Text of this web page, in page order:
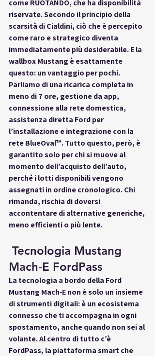
come RUOTANDO, che ha disponibilità
riservate. Secondo il principio della
scarsità di Cialdini, ciò che è percepito
come raro e strategico diventa
immediatamente più desiderabile. E la
wallbox Mustang è esattamente
questo: un vantaggio per pochi.
Parliamo di una ricarica completa in
meno di 7 ore, gestione da app,
connessione alla rete domestica,
assistenza diretta Ford per
l’installazione e integrazione con la
rete BlueOval™. Tutto questo, però, è
garantito solo per chi si muove al
momento dell’acquisto dell’auto,
perché i lotti disponibili vengono
assegnati in ordine cronologico. Chi
rimanda, rischia di doversi
accontentare di alternative generiche,
meno efficienti o più lente.
Tecnologia Mustang
Mach‑E FordPass
La tecnologia a bordo della Ford
Mustang Mach‑E non è solo un insieme
di strumenti digitali: è un ecosistema
connesso che ti accompagna in ogni
spostamento, anche quando non sei al
volante. Al centro di tutto c’è
FordPass, la piattaforma smart che